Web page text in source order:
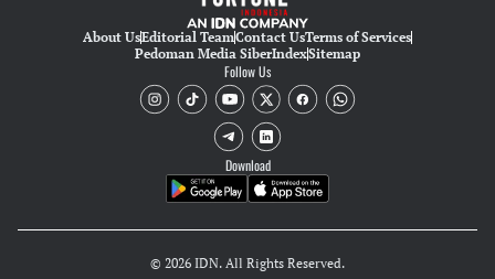
About UsEditorial TeamContact UsTerms of Services
Pedoman Media SiberIndexSitemap
Follow Us
Download
© 2026 IDN. All Rights Reserved.